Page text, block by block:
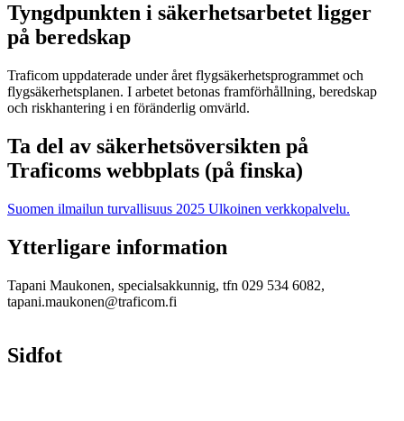
Tyngdpunkten i säkerhetsarbetet ligger
på beredskap
Traficom uppdaterade under året flygsäkerhetsprogrammet och
flygsäkerhetsplanen. I arbetet betonas framförhållning, beredskap
och riskhantering i en föränderlig omvärld.
Ta del av säkerhetsöversikten på
Traficoms webbplats (på finska)
Suomen ilmailun turvallisuus 2025 Ulkoinen verkkopalvelu.
Ytterligare information
Tapani Maukonen, specialsakkunnig, tfn 029 534 6082,
tapani.maukonen@traficom.fi
Sidfot